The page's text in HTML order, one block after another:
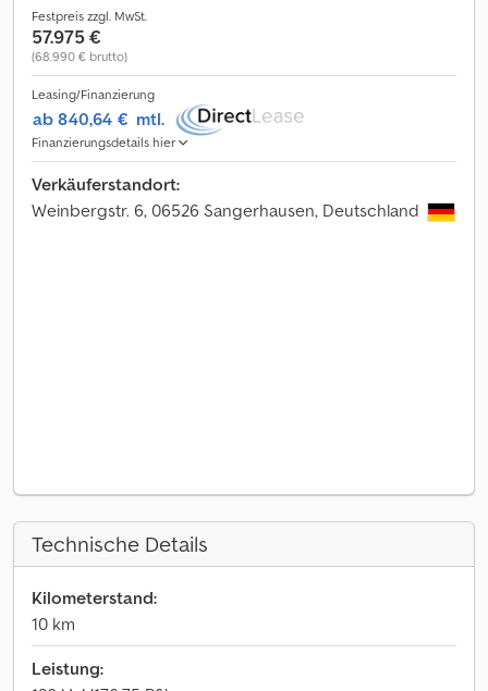
Festpreis zzgl. MwSt.
57.975 €
(68.990 € brutto)
Leasing/Finanzierung
ab 840,64 € mtl.
Finanzierungsdetails hier
Verkäuferstandort:
Weinbergstr. 6, 06526 Sangerhausen, Deutschland
Technische Details
Kilometerstand:
10 km
Leistung: